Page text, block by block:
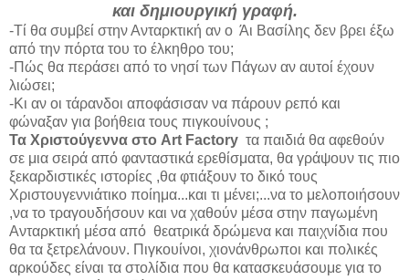
και δημιουργική γραφή.
-Τί θα συμβεί στην Ανταρκτική αν ο Άι Βασίλης δεν βρει έξω
από την πόρτα του το έλκηθρο του;
-Πώς θα περάσει από το νησί των Πάγων αν αυτοί έχουν
λιώσει;
-Κι αν οι τάρανδοι αποφάσισαν να πάρουν ρεπό και
φώναξαν για βοήθεια τους πιγκουίνους ;
Τα Χριστούγεννα στο Art Factory τα παιδιά θα αφεθούν
σε μια σειρά από φανταστικά ερεθίσματα, θα γράψουν τις πιο
ξεκαρδιστικές ιστορίες ,θα φτιάξουν το δικό τους
Χριστουγεννιάτικο ποίημα...και τι μένει;...να το μελοποιήσουν
,να το τραγουδήσουν και να χαθούν μέσα στην παγωμένη
Ανταρκτική μέσα από θεατρικά δρώμενα και παιχνίδια που
θα τα ξετρελάνουν. Πιγκουίνοι, χιονάνθρωποι και πολικές
αρκούδες είναι τα στολίδια που θα κατασκευάσουμε για το